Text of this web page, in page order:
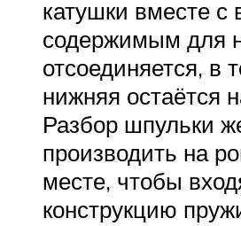
катушки вместе с
содержимым для
отсоединяется, в
нижняя остаётся
Разбор шпульки
производить на
месте, чтобы
конструкцию